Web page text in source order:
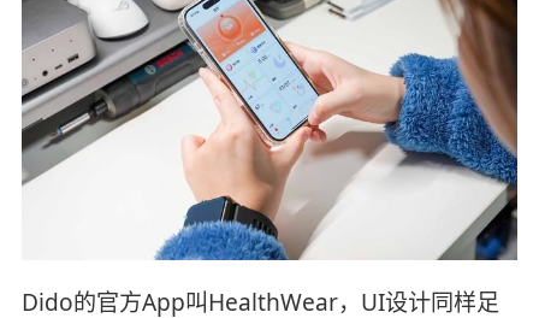
Dido的官方App叫HealthWear，UI设计同样足